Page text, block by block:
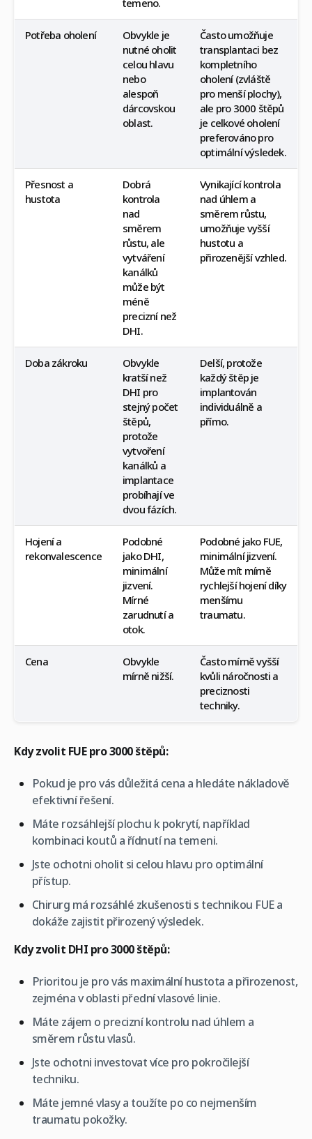
temeno.
Potřeba oholení
Obvykle je
nutné oholit
celou hlavu
nebo
alespoň
dárcovskou
oblast.
Často umožňuje
transplantaci bez
kompletního
oholení (zvláště
pro menší plochy),
ale pro 3000 štěpů
je celkové oholení
preferováno pro
optimální výsledek.
Přesnost a
hustota
Dobrá
kontrola
nad
směrem
růstu, ale
vytváření
kanálků
může být
méně
precizní než
DHI.
Vynikající kontrola
nad úhlem a
směrem růstu,
umožňuje vyšší
hustotu a
přirozenější vzhled.
Doba zákroku
Obvykle
kratší než
DHI pro
stejný počet
štěpů,
protože
vytvoření
kanálků a
implantace
probíhají ve
dvou fázích.
Delší, protože
každý štěp je
implantován
individuálně a
přímo.
Hojení a
rekonvalescence
Podobné
jako DHI,
minimální
jizvení.
Mírné
zarudnutí a
otok.
Podobné jako FUE,
minimální jizvení.
Může mít mírně
rychlejší hojení díky
menšímu
traumatu.
Cena
Obvykle
mírně nižší.
Často mírně vyšší
kvůli náročnosti a
preciznosti
techniky.
Kdy zvolit FUE pro 3000 štěpů:
Pokud je pro vás důležitá cena a hledáte nákladově
efektivní řešení.
Máte rozsáhlejší plochu k pokrytí, například
kombinaci koutů a řídnutí na temeni.
Jste ochotni oholit si celou hlavu pro optimální
přístup.
Chirurg má rozsáhlé zkušenosti s technikou FUE a
dokáže zajistit přirozený výsledek.
Kdy zvolit DHI pro 3000 štěpů:
Prioritou je pro vás maximální hustota a přirozenost,
zejména v oblasti přední vlasové linie.
Máte zájem o precizní kontrolu nad úhlem a
směrem růstu vlasů.
Jste ochotni investovat více pro pokročilejší
techniku.
Máte jemné vlasy a toužíte po co nejmenším
traumatu pokožky.